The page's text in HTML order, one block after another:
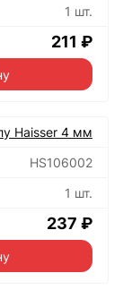
1 шт.
211 ₽
Haisser 4 мм
HS106002
1 шт.
237 ₽